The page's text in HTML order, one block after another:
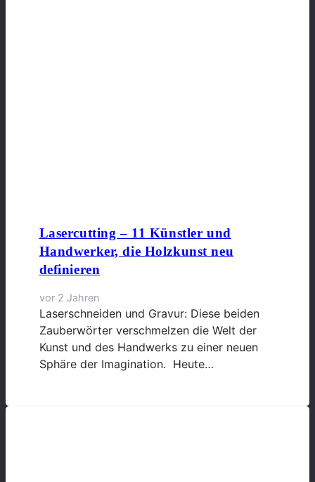
Lasercutting – 11 Künstler und
Handwerker, die Holzkunst neu
definieren
vor 2 Jahren
Laserschneiden und Gravur: Diese beiden
Zauberwörter verschmelzen die Welt der
Kunst und des Handwerks zu einer neuen
Sphäre der Imagination. Heute…